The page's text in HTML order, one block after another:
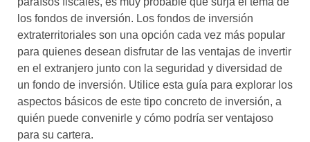
los fondos de inversión. Los fondos de inversión
extraterritoriales son una opción cada vez más popular
para quienes desean disfrutar de las ventajas de invertir
en el extranjero junto con la seguridad y diversidad de
un fondo de inversión. Utilice esta guía para explorar los
aspectos básicos de este tipo concreto de inversión, a
quién puede convenirle y cómo podría ser ventajoso
para su cartera.